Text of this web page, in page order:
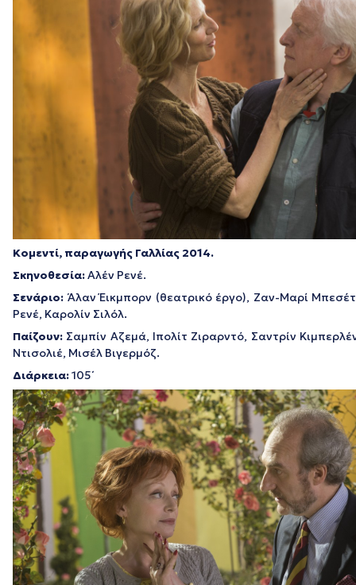
Κομεντί, παραγωγής Γαλλίας 2014.
Σκηνοθεσία:Αλέν Ρενέ.
Σενάριο: Άλαν Έικμπορν (θεατρικό έργο), Ζαν-Μαρί
Ρενέ, Καρολίν Σιλόλ.
Παίζουν: Σαμπίν Αζεμά, Ιπολίτ Ζιραρντό, Σαντρίν
Ντισολιέ, Μισέλ Βιγερμόζ.
Διάρκεια:105΄